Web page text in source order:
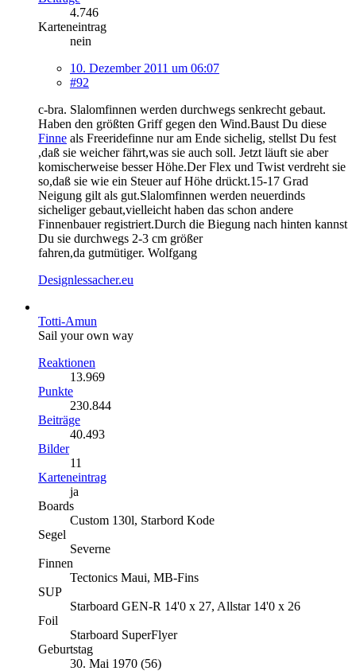
4.746
Karteneintrag
nein
10. Dezember 2011 um 06:07
#92
c-bra. Slalomfinnen werden durchwegs senkrecht gebaut.
Haben den größten Griff gegen den Wind.Baust Du diese
Finne als Freeridefinne nur am Ende sichelig, stellst Du fest
,daß sie weicher fährt,was sie auch soll. Jetzt läuft sie aber
komischerweise besser Höhe.Der Flex und Twist verdreht sie
so,daß sie wie ein Steuer auf Höhe drückt.15-17 Grad
Neigung gilt als gut.Slalomfinnen werden neuerdinds
sicheliger gebaut,vielleicht haben das schon andere
Finnenbauer registriert.Durch die Biegung nach hinten kannst
Du sie durchwegs 2-3 cm größer
fahren,da gutmütiger. Wolfgang
Designlessacher.eu
Totti-Amun
Sail your own way
Reaktionen
13.969
Punkte
230.844
Beiträge
40.493
Bilder
11
Karteneintrag
ja
Boards
Custom 130l, Starbord Kode
Segel
Severne
Finnen
Tectonics Maui, MB-Fins
SUP
Starboard GEN-R 14'0 x 27, Allstar 14'0 x 26
Foil
Starboard SuperFlyer
Geburtstag
30. Mai 1970 (56)